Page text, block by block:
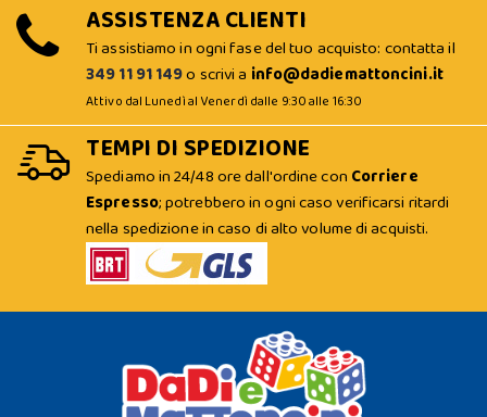
ASSISTENZA CLIENTI
Ti assistiamo in ogni fase del tuo acquisto: contatta il
349 11 91 149o scrivi a info@dadiemattoncini.it
Attivo dal Lunedì al Venerdì dalle 9:30 alle 16:30
TEMPI DI SPEDIZIONE
Spediamo in 24/48 ore dall'ordine con Corriere
Espresso; potrebbero in ogni caso verificarsi ritardi
nella spedizione in caso di alto volume di acquisti.